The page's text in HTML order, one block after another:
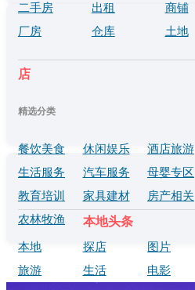
二手房 出租 商铺
厂房
仓库 土地
店
精选分类
餐饮美食 休闲娱乐 酒店旅游
生活服务
汽车服务 母婴专区
教育培训
家具建材 房产相关
农林牧渔
本地头条
本地 探店 图片
旅游
生活 电影